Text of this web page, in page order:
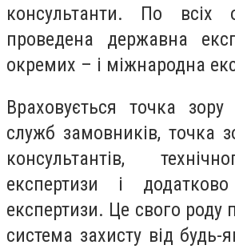
консультанти. По всіх
проведена державна
окремих – і міжнародна
Враховується точка зору
служб замовників, точка
консультантів,
експертизи і
експертизи. Це свого роду
система захисту від будь-